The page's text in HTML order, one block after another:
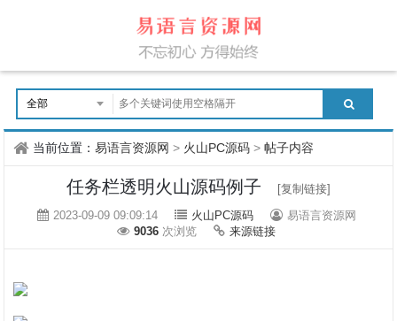
当前位置：易语言资源网 > 火山PC源码 >帖子内容
任务栏透明火山源码例子
[复制链接]
2023-09-09 09:09:14
火山PC源码
易语言资源网
9036 次浏览 来源链接